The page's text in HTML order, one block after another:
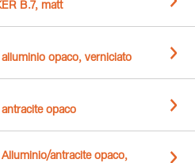
B.7, matt
opaco, verniciato
opaco
antracite opaco,